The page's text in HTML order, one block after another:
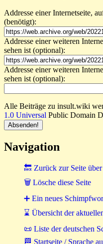
Addresse einer Internetseite,
(benötigt):
Addresse einer weiteren
sehen ist (optional):
Addresse einer weiteren
sehen ist (optional):
Alle Beiträge zu insult.wiki
1.0 Universal Public Domain
Navigation
🔙 Zurück zur Seite
🗑 Lösche diese Seite
➕ Ein neues
⌛ Übersicht der
📜 Liste der deutschen
🏁 Startseite / Sprache